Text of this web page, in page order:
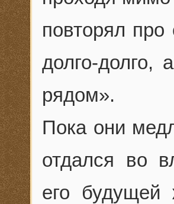
повторял
долго-долго,
рядом».
Пока они
отдался во
его будущей